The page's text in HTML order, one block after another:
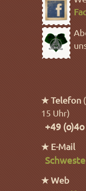
★ Telefon
15 Uhr)
+49
★ E-Mail
★ Web